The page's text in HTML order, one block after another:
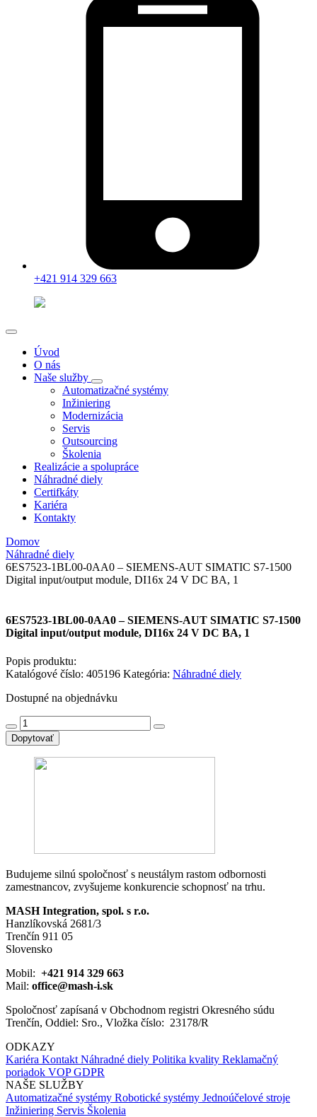
+421 914 329 663
Úvod
O nás
Naše služby
Automatizačné systémy
Inžiniering
Modernizácia
Servis
Outsourcing
Školenia
Realizácie a spolupráce
Náhradné diely
Certifkáty
Kariéra
Kontakty
Domov
Náhradné diely
6ES7523-1BL00-0AA0 – SIEMENS-AUT SIMATIC S7-1500
Digital input/output module, DI16x 24 V DC BA, 1
6ES7523-1BL00-0AA0 – SIEMENS-AUT SIMATIC S7-1500
Digital input/output module, DI16x 24 V DC BA, 1
Popis produktu:
Katalógové číslo: 405196 Kategória: Náhradné diely
Dostupné na objednávku
množstvo
6ES7523-
1BL00-
module,
DI16x
V
DC
BA,
1
Dopytovať
Budujeme silnú spoločnosť s neustálym rastom odbornosti
zamestnancov, zvyšujeme konkurencie schopnosť na trhu.
MASH Integration, spol. s r.o.
Hanzlíkovská 2681/3
Trenčín 911 05
Slovensko
Mobil: +421 914 329 663
Mail: office@mash-i.sk
Spoločnosť zapísaná v Obchodnom registri Okresného súdu
Trenčín, Oddiel: Sro., Vložka číslo: 23178/R
ODKAZY
Kariéra Kontakt Náhradné diely Politika kvality Reklamačný
poriadok VOPGDPR
NAŠE SLUŽBY
Automatizačné systémy Robotické systémy Jednoúčelové stroje
Inžiniering Servis Školenia